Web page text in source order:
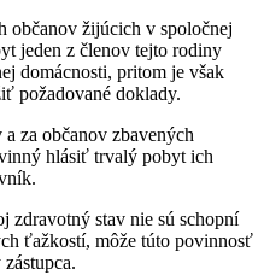
občanov žijúcich v spoločnej
jeden z členov tejto rodiny
domácnosti, pritom je však
požadované doklady.
za občanov zbavených
hlásiť trvalý pobyt ich
zdravotný stav nie sú schopní
ťažkostí, môže túto povinnosť